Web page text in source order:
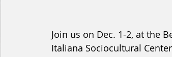
Join us on Dec. 1-2, at the
Italiana Sociocultural